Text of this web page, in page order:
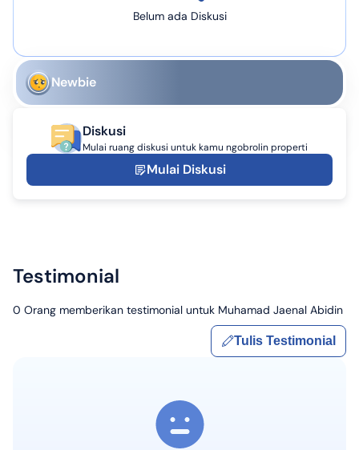
Belum ada Diskusi
Newbie
Diskusi
Mulai ruang diskusi untuk kamu ngobrolin properti
Mulai Diskusi
Testimonial
0 Orang memberikan testimonial untuk Muhamad Jaenal Abidin
Tulis Testimonial